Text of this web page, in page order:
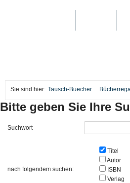
Sie sind hier: Tausch-Buecher
Bitte geben Sie Ihre
Suchwort
nach folgendem suchen:
Titel
Autor
ISBN
Verlag